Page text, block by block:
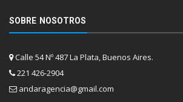
SOBRE NOSOTROS
Calle 54 Nº 487 La Plata, Buenos Aires.
221 426-2904
andaragencia@gmail.com